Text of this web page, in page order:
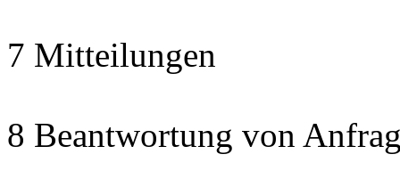
7 Mitteilungen
8 Beantwortung von